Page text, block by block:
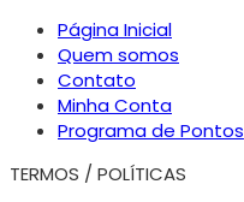
Página Inicial
Quem somos
Contato
Minha Conta
Programa de Pontos
TERMOS / POLÍTICAS